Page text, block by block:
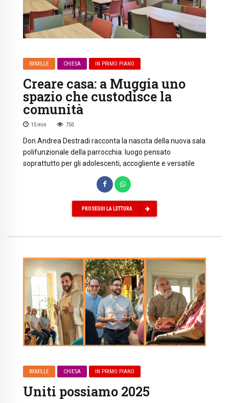
8XMILLE CHIESA IN PRIMO PIANO
Creare casa: a Muggia uno
spazio che custodisce la
comunità
15 min 750
Don Andrea Destradi racconta la nascita della nuova sala
polifunzionale della parrocchia: luogo pensato
soprattutto per gli adolescenti, accogliente e versatile
PROSEGUI LA LETTURA
8XMILLE CHIESA IN PRIMO PIANO
Uniti possiamo 2025